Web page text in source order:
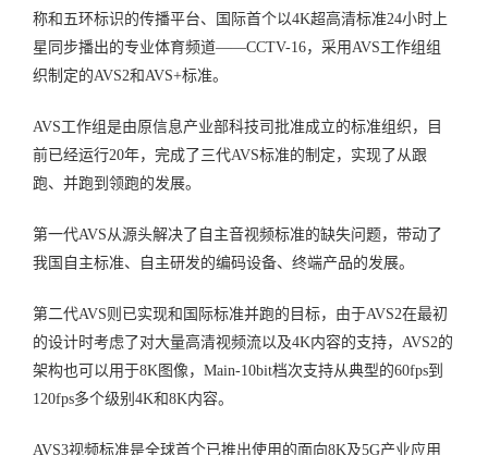
称和五环标识的传播平台、国际首个以4K超高清标准24小时上
星同步播出的专业体育频道——CCTV-16，采用AVS工作组组
织制定的AVS2和AVS+标准。
AVS工作组是由原信息产业部科技司批准成立的标准组织，目
前已经运行20年，完成了三代AVS标准的制定，实现了从跟
跑、并跑到领跑的发展。
第一代AVS从源头解决了自主音视频标准的缺失问题，带动了
我国自主标准、自主研发的编码设备、终端产品的发展。
第二代AVS则已实现和国际标准并跑的目标，由于AVS2在最初
的设计时考虑了对大量高清视频流以及4K内容的支持，AVS2的
架构也可以用于8K图像，Main-10bit档次支持从典型的60fps到
120fps多个级别4K和8K内容。
AVS3视频标准是全球首个已推出使用的面向8K及5G产业应用